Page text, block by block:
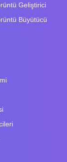
Geliştirici
Büyütücü